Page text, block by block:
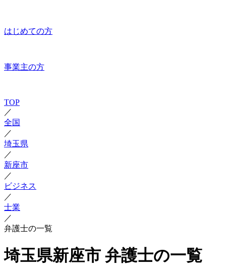
はじめての方
事業主の方
TOP
／
全国
／
埼玉県
／
新座市
／
ビジネス
／
士業
／
弁護士の一覧
埼玉県新座市 弁護士の一覧